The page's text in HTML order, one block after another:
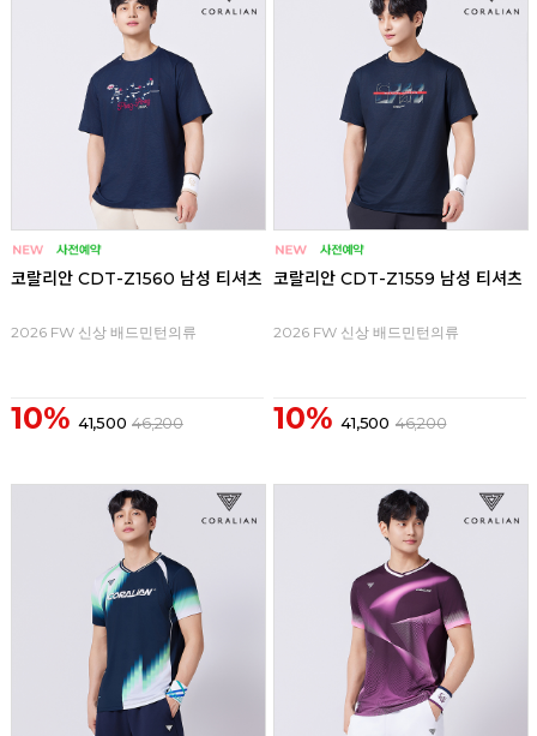
코랄리안 CDT-Z1560 남성 티셔츠
2026 FW 신상 배드민턴의류
10% 41,500 46,200
코랄리안 CDT-Z1559 남성 티셔츠
2026 FW 신상 배드민턴의류
10% 41,500 46,200